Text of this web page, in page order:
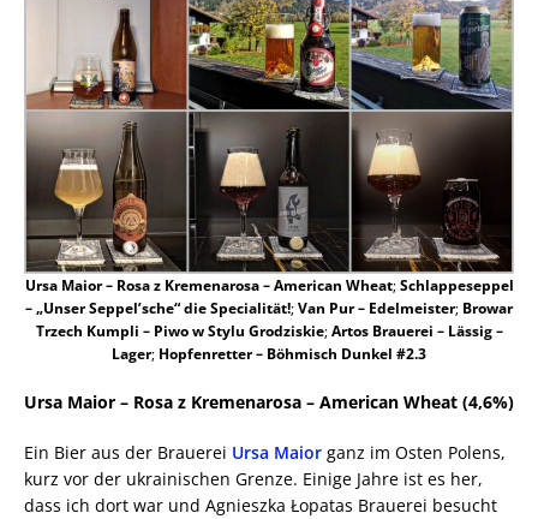
Ursa Maior – Rosa z Kremenarosa – American Wheat;Schlappeseppel
– „Unser Seppel’sche“ die Specialität!;Van Pur – Edelmeister; Browar
Trzech Kumpli – Piwo w Stylu Grodziskie;Artos Brauerei – Lässig –
Lager; Hopfenretter – Böhmisch Dunkel #2.3
Ursa Maior – Rosa z Kremenarosa – American Wheat (4,6%)
Ein Bier aus der Brauerei Ursa Maior ganz im Osten Polens,
kurz vor der ukrainischen Grenze. Einige Jahre ist es her,
dass ich dort war und Agnieszka Łopatas Brauerei besucht